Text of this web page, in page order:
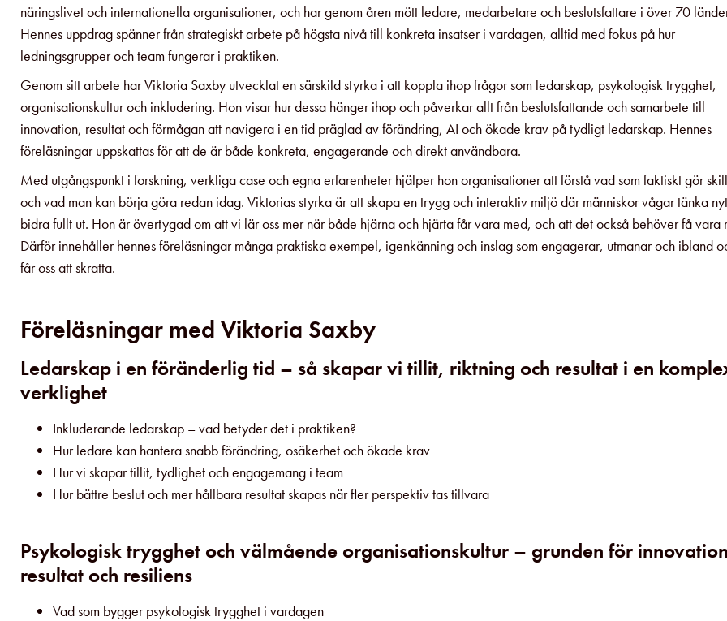
näringslivet och internationella organisationer, och har genom åren mött ledare, medarbetare och beslutsfattare i över 70
Hennes uppdrag spänner från strategiskt arbete på högsta nivå till konkreta insatser i vardagen, alltid med fokus på hur
ledningsgrupper och team fungerar i praktiken.
Genom sitt arbete har Viktoria Saxby utvecklat en särskild styrka i att koppla ihop frågor som ledarskap, psykologisk trygghet,
organisationskultur och inkludering. Hon visar hur dessa hänger ihop och påverkar allt från beslutsfattande och samarbete till
innovation, resultat och förmågan att navigera i en tid präglad av förändring, AI och ökade krav på tydligt ledarskap. Hennes
föreläsningar uppskattas för att de är både konkreta, engagerande och direkt användbara.
Med utgångspunkt i forskning, verkliga case och egna erfarenheter hjälper hon organisationer att förstå vad som faktiskt gör
och vad man kan börja göra redan idag. Viktorias styrka är att skapa en trygg och interaktiv miljö där människor vågar tänka
bidra fullt ut. Hon är övertygad om att vi lär oss mer när både hjärna och hjärta får vara med, och att det också behöver få vara
Därför innehåller hennes föreläsningar många praktiska exempel, igenkänning och inslag som engagerar, utmanar och ibland
får oss att skratta.
Föreläsningar med Viktoria Saxby
Ledarskap i en föränderlig tid – så skapar vi tillit, riktning och resultat i en
verklighet
Inkluderande ledarskap – vad betyder det i praktiken?
Hur ledare kan hantera snabb förändring, osäkerhet och ökade krav
Hur vi skapar tillit, tydlighet och engagemang i team
Hur bättre beslut och mer hållbara resultat skapas när fler perspektiv tas tillvara
Psykologisk trygghet och välmående organisationskultur – grunden för
resultat och resiliens
Vad som bygger psykologisk trygghet i vardagen